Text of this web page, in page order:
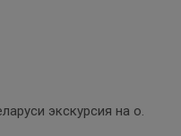
экскурсия на о.